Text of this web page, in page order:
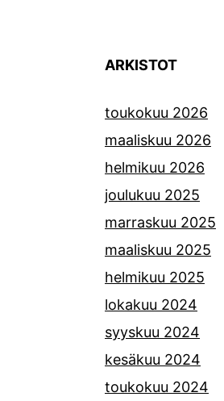
ARKISTOT
toukokuu 2026
maaliskuu 2026
helmikuu 2026
joulukuu 2025
marraskuu 2025
maaliskuu 2025
helmikuu 2025
lokakuu 2024
syyskuu 2024
kesäkuu 2024
toukokuu 2024